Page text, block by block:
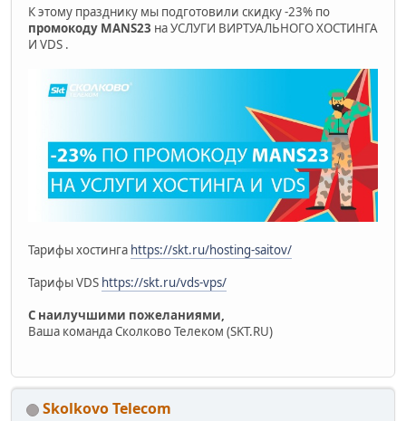
К этому празднику мы подготовили скидку -23% по
промокоду MANS23 на УСЛУГИ ВИРТУАЛЬНОГО ХОСТИНГА
И VDS .
Тарифы хостинга https://skt.ru/hosting-saitov/
Тарифы VDS https://skt.ru/vds-vps/
С наилучшими пожеланиями,
Ваша команда Сколково Телеком (SKT.RU)
Skolkovo Telecom